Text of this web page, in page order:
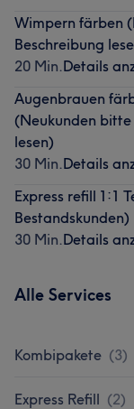
Wimpern färben
Beschreibung
20 Min.Details
Augenbrauen
(Neukunden bitte
lesen)
30 Min.Details
Express refill 1:1
Bestandskunden)
30 Min.Details
Alle Services
Kombipakete (3)
Express Refill (2)